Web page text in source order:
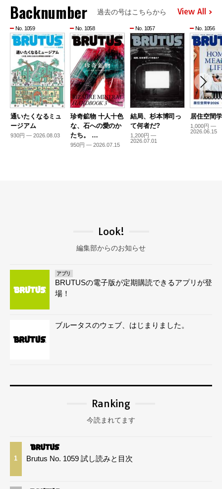
Backnumber 過去の号はこちらから View All
No. 1059
通いたくなるミュ
ージアム
930円 — 2026.08.03
No. 1058
珍奇鉱物 十人十色
な、石への愛のか
たち。 …
950円 — 2026.07.15
No. 1057
結局、杉本博司っ
て何者だ?
1,200円 —
2026.07.01
No. 1056
居住空間
1,000円 —
2026.06.15
Look!
編集部からのお知らせ
アプリ
BRUTUSの電子版が定期購読できるアプリが登
場！
ブルータスのウェブ、はじまりました。
Ranking
今読まれてます
1 Brutus No. 1059 試し読みと目次